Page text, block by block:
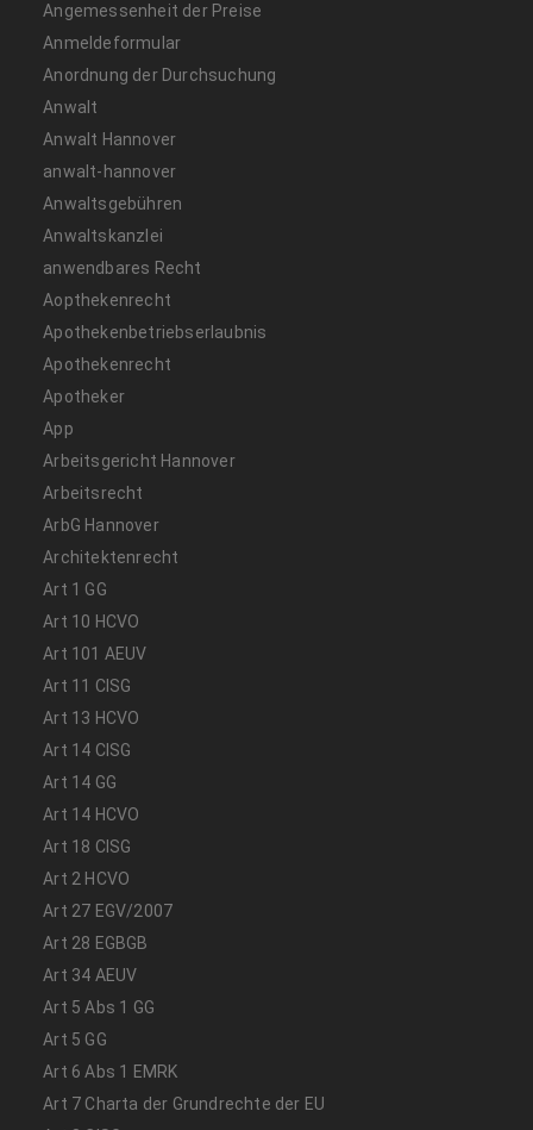
Angemessenheit der Preise
Anmeldeformular
Anordnung der Durchsuchung
Anwalt
Anwalt Hannover
anwalt-hannover
Anwaltsgebühren
Anwaltskanzlei
anwendbares Recht
Aopthekenrecht
Apothekenbetriebserlaubnis
Apothekenrecht
Apotheker
App
Arbeitsgericht Hannover
Arbeitsrecht
ArbG Hannover
Architektenrecht
Art 1 GG
Art 10 HCVO
Art 101 AEUV
Art 11 CISG
Art 13 HCVO
Art 14 CISG
Art 14 GG
Art 14 HCVO
Art 18 CISG
Art 2 HCVO
Art 27 EGV/2007
Art 28 EGBGB
Art 34 AEUV
Art 5 Abs 1 GG
Art 5 GG
Art 6 Abs 1 EMRK
Art 7 Charta der Grundrechte der EU